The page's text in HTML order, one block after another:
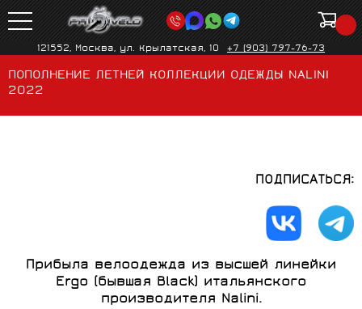
121552, Москва, ул. Крылатская, 10 +7 (903) 797-76-73
ПОПОЛНЕНИЕ ЛЕТНЕЙ КОЛЛЕКЦИИ ОДЕЖДЫ NALINI
2022
ПОДПИСАТЬСЯ:
Прибыла велоодежда из высшей линейки
Ergo (бывшая Black) итальянского
производителя Nalini.